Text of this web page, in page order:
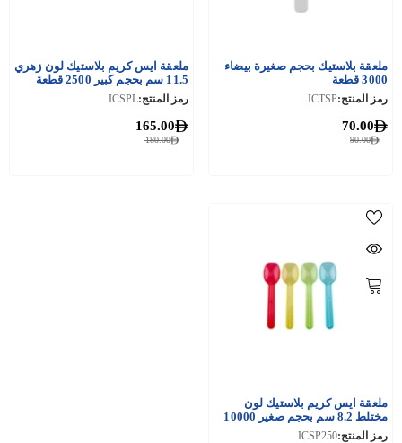
ملعقة بلاستيك بحجم صغيرة بيضاء
3000 قطعة
رمز المنتج:ICTSP
90.00
70.00
ملعقة ايس كريم بلاستيك لون زهري
11.5 سم بحجم كبير 2500 قطعة
رمز المنتج:ICSPL
180.00
165.00
ملعقة ايس كريم بلاستيك لون
مختلط 8.2 سم بحجم صغير 10000
قطعة
رمز المنتج:ICSP250